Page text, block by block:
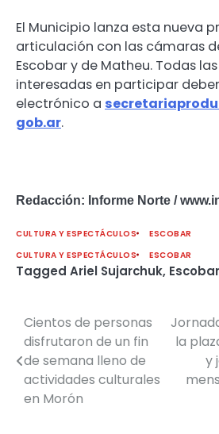
El Municipio lanza esta nueva
articulación con las cámaras
Escobar y de Matheu. Todas
interesadas en participar
electrónico a
gob.ar.
Redacción: Informe Norte /
CULTURA Y ESPECTÁCULOS
ESCOBAR
CULTURA Y ESPECTÁCULOS
ESCOBAR
Tagged Ariel Sujarchuk, Escobar
Navegación
de
entradas
Cientos de personas
disfrutaron de un fin
de semana lleno de
actividades culturales
en Morón
la
y